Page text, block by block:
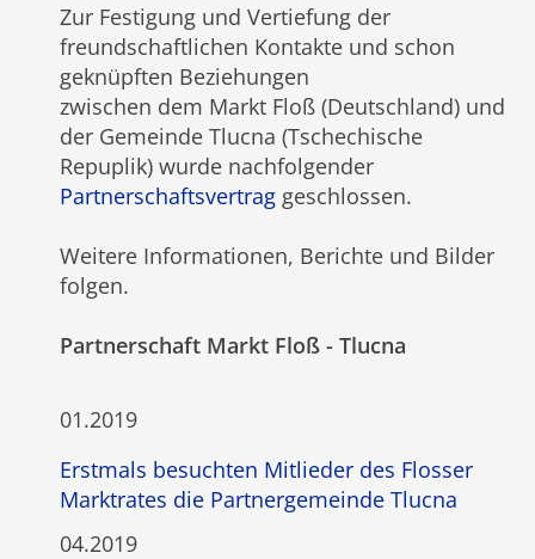
Zur Festigung und Vertiefung der
freundschaftlichen Kontakte und schon
geknüpften Beziehungen
zwischen dem Markt Floß (Deutschland) und
der Gemeinde Tlucna (Tschechische
Repuplik) wurde nachfolgender
Partnerschaftsvertrag geschlossen.
Weitere Informationen, Berichte und Bilder
folgen.
Partnerschaft Markt Floß - Tlucna
01.2019
Erstmals besuchten Mitlieder des Flosser
Marktrates die Partnergemeinde Tlucna
04.2019